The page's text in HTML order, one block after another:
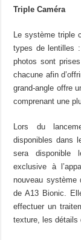
Triple Caméra
Le système triple
types de lentilles
photos sont
chacune afin
grand-angle offre
comprenant une
Lors du
disponibles dans
sera disponible
exclusive à
nouveau système
de A13 Bionic.
effectuer un
texture, les détails